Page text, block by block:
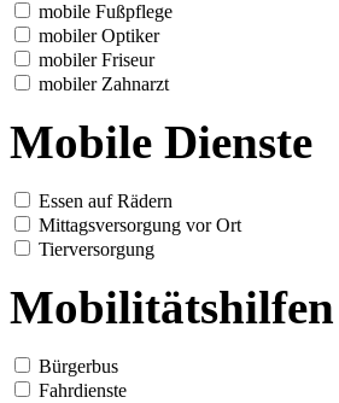
mobile Fußpflege
mobiler Optiker
mobiler Friseur
mobiler Zahnarzt
Mobile Dienste
Essen auf Rädern
Mittagsversorgung vor Ort
Tierversorgung
Mobilitätshilfen
Bürgerbus
Fahrdienste